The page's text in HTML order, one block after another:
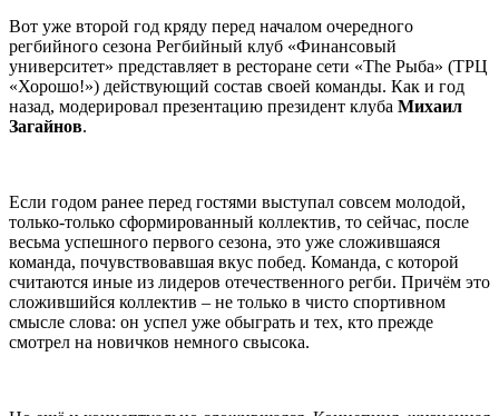
Вот уже второй год кряду перед началом очередного
регбийного сезона Регбийный клуб «Финансовый
университет» представляет в ресторане сети «The Рыба» (ТРЦ
«Хорошо!») действующий состав своей команды. Как и год
назад, модерировал презентацию президент клуба Михаил
Загайнов.
Если годом ранее перед гостями выступал совсем молодой,
только-только сформированный коллектив, то сейчас, после
весьма успешного первого сезона, это уже сложившаяся
команда, почувствовавшая вкус побед. Команда, с которой
считаются иные из лидеров отечественного регби. Причём это
сложившийся коллектив – не только в чисто спортивном
смысле слова: он успел уже обыграть и тех, кто прежде
смотрел на новичков немного свысока.